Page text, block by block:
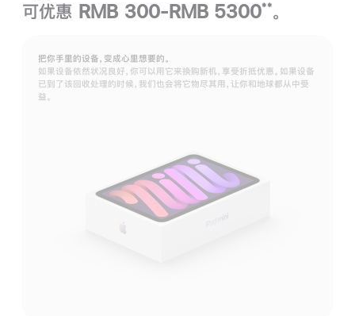
可优惠 RMB 300-RMB 5300**。
把你手里的设备，变成心里想要的。
如果设备依然状况良好，你可以用它来换购新机，享受折抵优惠。如果设备
已到了该回收处理的时候，我们也会将它物尽其用，让你和地球都从中受
益。